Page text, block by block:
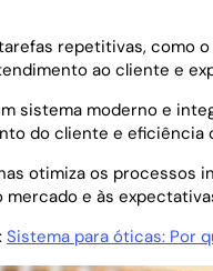
repetitivas, como
ao cliente e
sistema moderno e
do cliente e eficiência
otimiza os processos
mercado e às
Sistema para óticas: Por